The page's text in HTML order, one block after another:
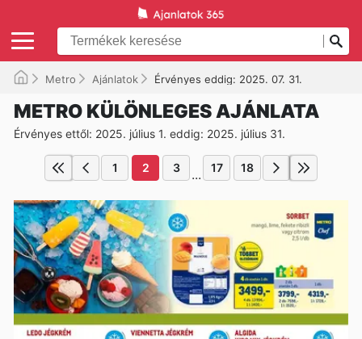
Metro Ajánlatok Érvényes eddig: 2025. 07. 31.
METRO KÜLÖNLEGES AJÁNLATA
Érvényes ettől: 2025. július 1. eddig: 2025. július 31.
1 2 3 ... 17 18